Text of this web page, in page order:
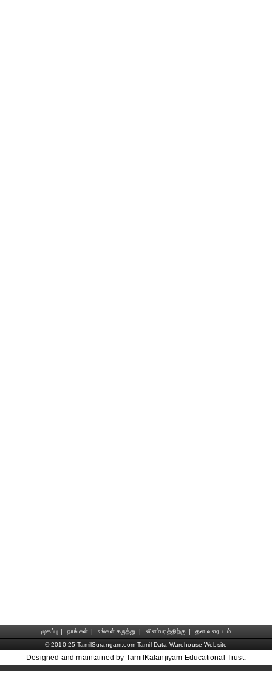
முகப்பு | நாங்கள் | உங்கள் கருத்து | விளம்பரத்திற்கு |
தள வரைபடம்
© 2010-25 TamilSurangam.com Tamil Data Warehouse Website
Designed and maintained by TamilKalanjiyam Educational Trust.